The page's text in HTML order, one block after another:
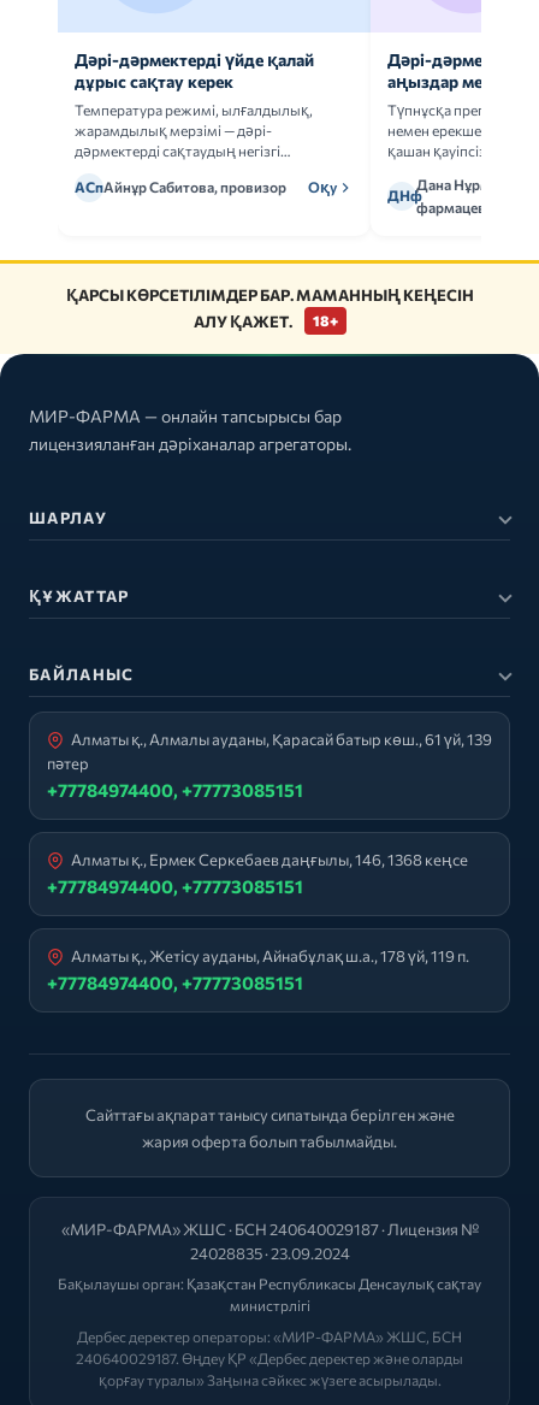
Дәрі-дәрмектерді үйде қалай
дұрыс сақтау керек
Температура режимі, ылғалдылық,
жарамдылық мерзімі — дәрі-
дәрмектерді сақтаудың негізгі
АСпАйнұр Сабитова, провизор Оқу
Дәрі-дәрмек
аңыздар мен
Түпнұсқа
немен ерекшеленеді
қашан қауіпсіз.
ДНф
Дана
фармацевт
ҚАРСЫ КӨРСЕТІЛІМДЕР БАР. МАМАННЫҢ КЕҢЕСІН
АЛУ ҚАЖЕТ.
18+
МИР-ФАРМА — онлайн тапсырысы бар
лицензияланған дәріханалар агрегаторы.
ШАРЛАУ
ҚҰЖАТТАР
БАЙЛАНЫС
Алматы қ., Алмалы ауданы, Қарасай батыр көш., 61 үй, 139
пәтер
+77784974400, +77773085151
Алматы қ., Ермек Серкебаев даңғылы, 146, 1368 кеңсе
+77784974400, +77773085151
Алматы қ., Жетісу ауданы, Айнабұлақ ш.а., 178 үй, 119 п.
+77784974400, +77773085151
Сайттағы ақпарат танысу сипатында берілген және
жария оферта болып табылмайды.
«МИР-ФАРМА» ЖШС · БСН 240640029187 · Лицензия №
24028835 · 23.09.2024
Бақылаушы орган: Қазақстан Республикасы Денсаулық сақтау
министрлігі
Дербес деректер операторы: «МИР-ФАРМА» ЖШС, БСН
240640029187. Өңдеу ҚР «Дербес деректер және оларды
қорғау туралы» Заңына сәйкес жүзеге асырылады.